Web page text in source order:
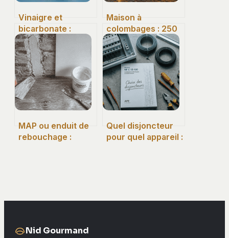
Vinaigre et
bicarbonate :
pourquoi ce
mélange annule
l’efficacité de vos
astuces de grand-
mère
Maison à
colombages : 250
kg/m² de briques
et 4 étapes pour
isoler sans
dénaturer
MAP ou enduit de
rebouchage :
Quel disjoncteur
pour quel appareil :
Nid Gourmand